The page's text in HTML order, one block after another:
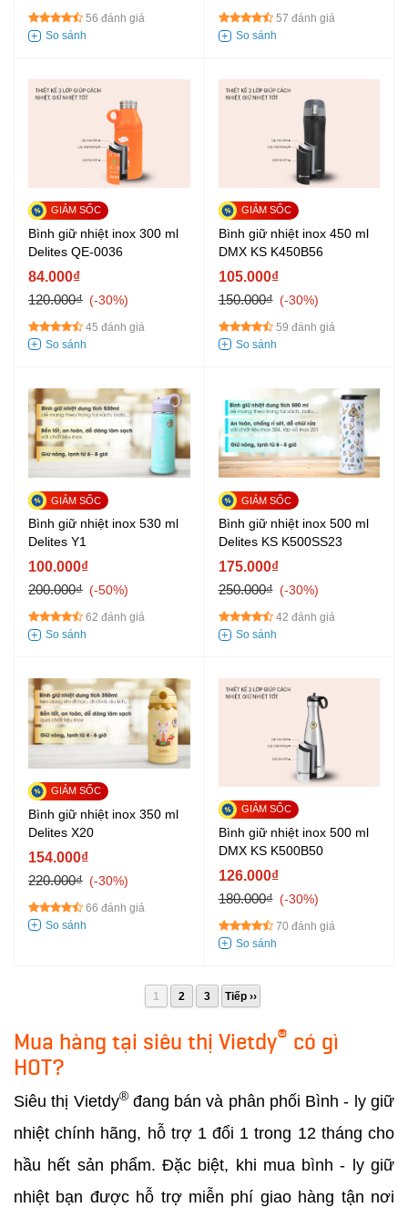
56 đánh giá 57 đánh giá
Bình giữ nhiệt inox 300 ml
Delites QE-0036
84.000₫
120.000₫
-30%
45 đánh giá
Bình giữ nhiệt inox 450 ml
DMX KS K450B56
105.000₫
150.000₫
-30%
59 đánh giá
Bình giữ nhiệt inox 530 ml
Delites Y1
100.000₫
200.000₫
-50%
62 đánh giá
Bình giữ nhiệt inox 500 ml
Delites KS K500SS23
175.000₫
250.000₫
-30%
42 đánh giá
Bình giữ nhiệt inox 350 ml
Delites X20
154.000₫
220.000₫
-30%
66 đánh giá
Bình giữ nhiệt inox 500 ml
DMX KS K500B50
126.000₫
180.000₫
-30%
70 đánh giá
1 2 3 Tiếp ››
Mua hàng tại siêu thị Vietdy® có gì
HOT?
Siêu thị Vietdy®đang bán và phân phối Bình - ly giữ
nhiệt chính hãng, hỗ trợ 1 đổi 1 trong 12 tháng cho
hầu hết sản phẩm. Đặc biệt, khi mua bình - ly giữ
nhiệt bạn được hỗ trợ miễn phí giao hàng tận nơi